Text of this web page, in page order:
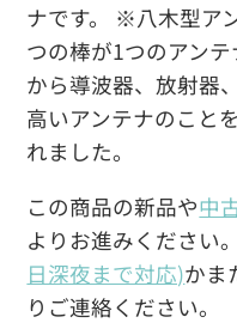
ナです。 ※八木型ア
つの棒が1つのアン
から導波器、放射器
高いアンテナのこと
れました。
この商品の新品や中
よりお進みください
日深夜まで対応)かま
りご連絡ください。